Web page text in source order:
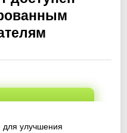
для улучшения
доступ